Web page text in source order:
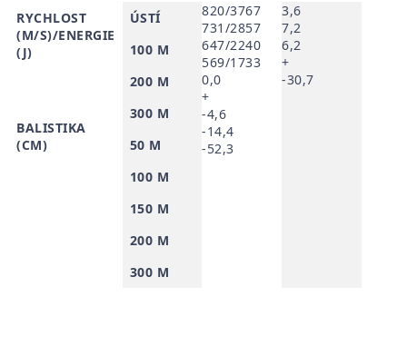
RYCHLOST
(M/S)/ENERGIE
(J)
BALISTIKA
(CM)
ÚSTÍ
100 M
200 M
300 M
50 M
100 M
150 M
200 M
300 M
820/3767
731/2857
647/2240
569/1733
0,0
+
-4,6
-14,4
-52,3
3,6
7,2
6,2
+
-30,7